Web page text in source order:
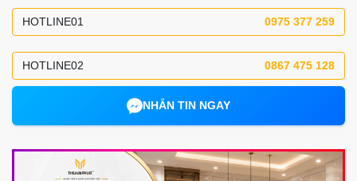
HOTLINE01 0975 377 259
HOTLINE02 0867 475 128
NHẮN TIN NGAY